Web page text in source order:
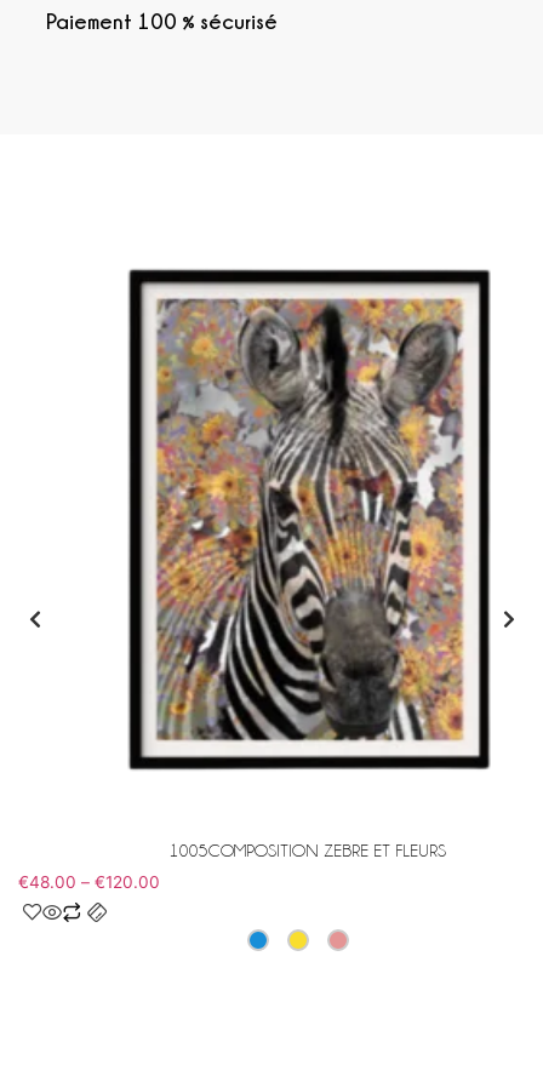
Paiement 100 % sécurisé
1005COMPOSITION ZEBRE ET FLEURS
€48.00 – €120.00